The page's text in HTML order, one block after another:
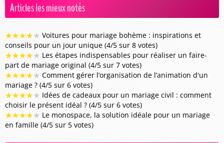
Articles les mieux notés
★★★★★ Voitures pour mariage bohème : inspirations et
conseils pour un jour unique (4/5 sur 8 votes)
★★★★★ Les étapes indispensables pour réaliser un faire-
part de mariage original (4/5 sur 7 votes)
★★★★★ Comment gérer l’organisation de l’animation d'un
mariage ? (4/5 sur 6 votes)
★★★★★ Idées de cadeaux pour un mariage civil : comment
choisir le présent idéal ? (4/5 sur 6 votes)
★★★★★ Le monospace, la solution idéale pour un mariage
en famille (4/5 sur 5 votes)